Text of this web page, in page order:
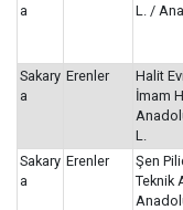
a
L. /
Sakary
a
Erenler
Halit
İmam
L.
Sakary
a
Erenler
Şen
Teknik